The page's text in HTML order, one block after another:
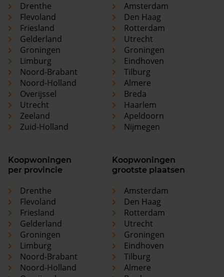
Drenthe
Flevoland
Friesland
Gelderland
Groningen
Limburg
Noord-Brabant
Noord-Holland
Overijssel
Utrecht
Zeeland
Zuid-Holland
Amsterdam
Den Haag
Rotterdam
Utrecht
Groningen
Eindhoven
Tilburg
Almere
Breda
Haarlem
Apeldoorn
Nijmegen
Koopwoningen
per provincie
Drenthe
Flevoland
Friesland
Gelderland
Groningen
Limburg
Noord-Brabant
Noord-Holland
Koopwoningen
grootste plaatsen
Amsterdam
Den Haag
Rotterdam
Utrecht
Groningen
Eindhoven
Tilburg
Almere